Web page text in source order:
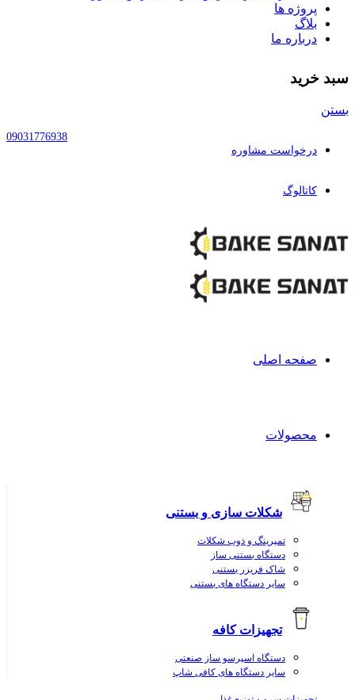
پروژه ها
بلاگ
درباره ما
سبد خرید
بستن
09031776938
درخواست مشاوره
کاتالوگ
صفحه اصلی
محصولات
شکلات سازی و بستنی
تمپرینگ و ذوب شکلات
دستگاه بستنی ساز
شاک فریزر بستنی
سایر دستگاه های بستنی
تجهیزات کافه
دستگاه اسپرسو ساز صنعتی
سایر دستگاه های کافی شاپ